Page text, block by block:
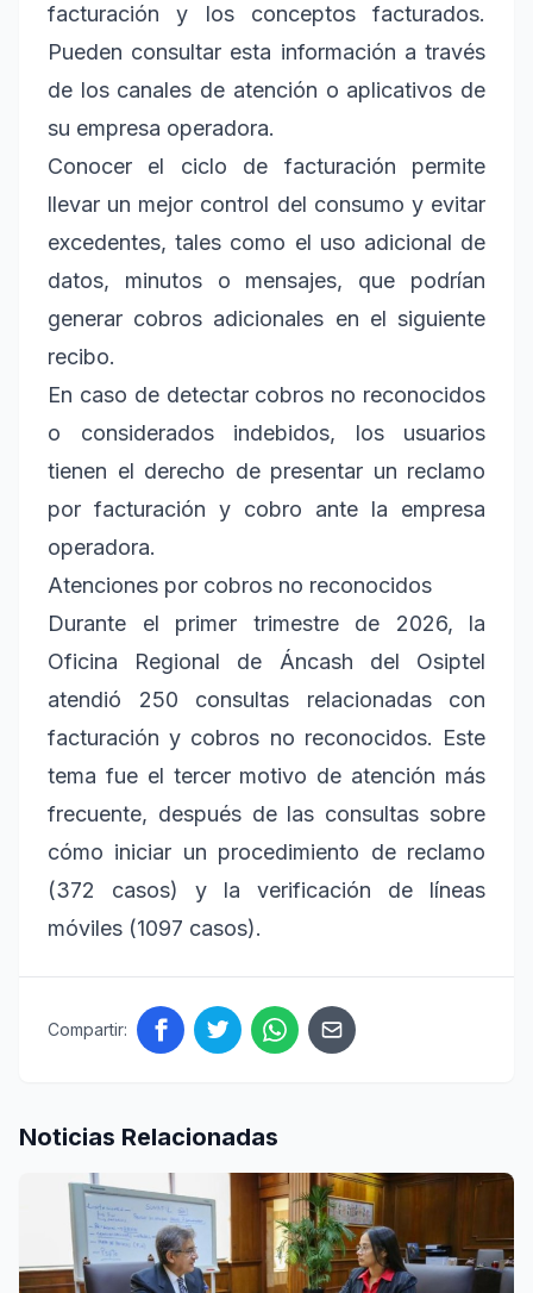
facturación y los conceptos facturados.
Pueden consultar esta información a través
de los canales de atención o aplicativos de
su empresa operadora.
Conocer el ciclo de facturación permite
llevar un mejor control del consumo y evitar
excedentes, tales como el uso adicional de
datos, minutos o mensajes, que podrían
generar cobros adicionales en el siguiente
recibo.
En caso de detectar cobros no reconocidos
o considerados indebidos, los usuarios
tienen el derecho de presentar un reclamo
por facturación y cobro ante la empresa
operadora.
Atenciones por cobros no reconocidos
Durante el primer trimestre de 2026, la
Oficina Regional de Áncash del Osiptel
atendió 250 consultas relacionadas con
facturación y cobros no reconocidos. Este
tema fue el tercer motivo de atención más
frecuente, después de las consultas sobre
cómo iniciar un procedimiento de reclamo
(372 casos) y la verificación de líneas
móviles (1097 casos).
Compartir:
Noticias Relacionadas